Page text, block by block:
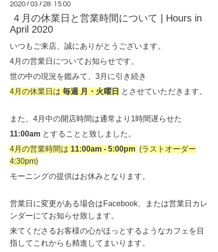
2020 /03 / 28 15:00
４月の休業日と営業時間について | Hours in
April 2020
いつもご来店、誠にありがとうございます。
4月の営業日についてお知らせです。
世の中の現況を鑑みて、 3月に引き続き
4月の休業日は 毎週 月・火曜日 とさせていただきます。
また、4月中の開店時間は通常より1時間遅らせた
11:00am とすることと致しました。
4月の営業時間は 11:00am - 5:00pm (ラストオーダー
4:30pm)
モーニングの提供はお休みとなります。
営業日に変更がある場合はFacebook、または営業日カレ
ンダーにてお知らせ致します。
来てくださるお客様の心がほっとするようなカフェを 目
指してこれからも精進してまいります。